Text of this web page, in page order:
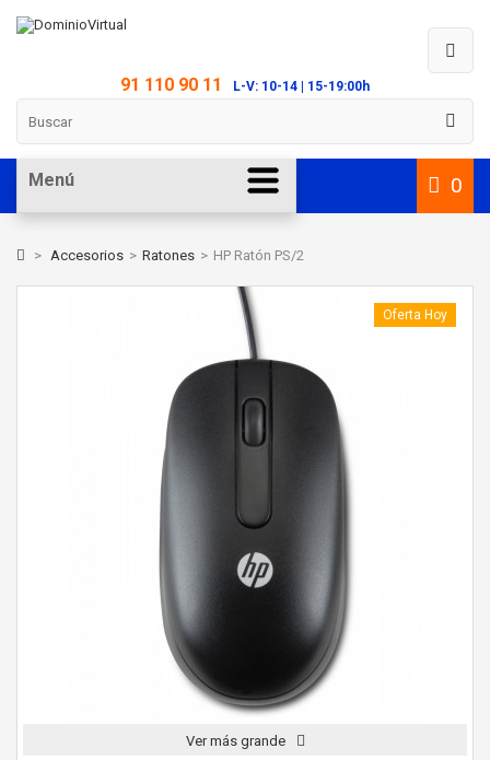
91 110 90 11 L-V: 10-14 | 15-19:00h
0
Menú
> Accesorios > Ratones > HP Ratón PS/2
Oferta Hoy
Ver más grande